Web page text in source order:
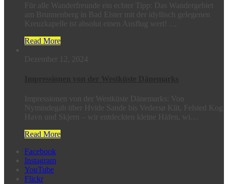
Für alle Wanderfreunde ein echter Tipp: Das Wandergebiet
am Brunnenberg in Bad Elster mit der idyllisch gelegenen
Kreuzkapelle ist absolut einen Ausflug wert! …
Read More
Dezember 12, 2024
Impressionen von der Westküste Dänemarks: Von
Nymindegab über Hvide Sande bis Vedersø Klit, Felsted Kog
Havn und Skjern – wir entdeckten kleine Häfen, wi…
Read More
Facebook
Instagram
YouTube
Flickr